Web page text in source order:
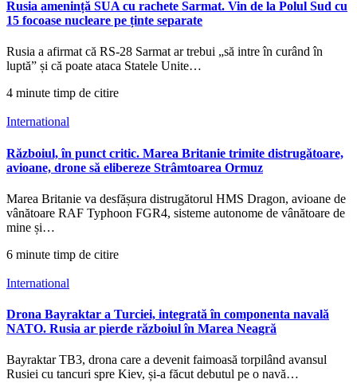
Rusia amenință SUA cu rachete Sarmat. Vin de la Polul Sud cu
15 focoase nucleare pe ținte separate
Rusia a afirmat că RS-28 Sarmat ar trebui „să intre în curând în
luptă” și că poate ataca Statele Unite…
4 minute timp de citire
International
Războiul, în punct critic. Marea Britanie trimite distrugătoare,
avioane, drone să elibereze Strâmtoarea Ormuz
Marea Britanie va desfășura distrugătorul HMS Dragon, avioane de
vânătoare RAF Typhoon FGR4, sisteme autonome de vânătoare de
mine și…
6 minute timp de citire
International
Drona Bayraktar a Turciei, integrată în componenta navală
NATO. Rusia ar pierde războiul în Marea Neagră
Bayraktar TB3, drona care a devenit faimoasă torpilând avansul
Rusiei cu tancuri spre Kiev, și-a făcut debutul pe o navă…